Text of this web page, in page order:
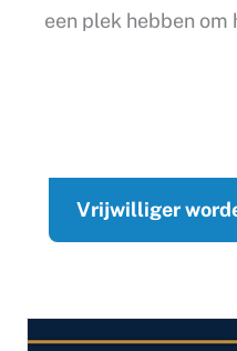
een plek hebben om
Vrijwilliger